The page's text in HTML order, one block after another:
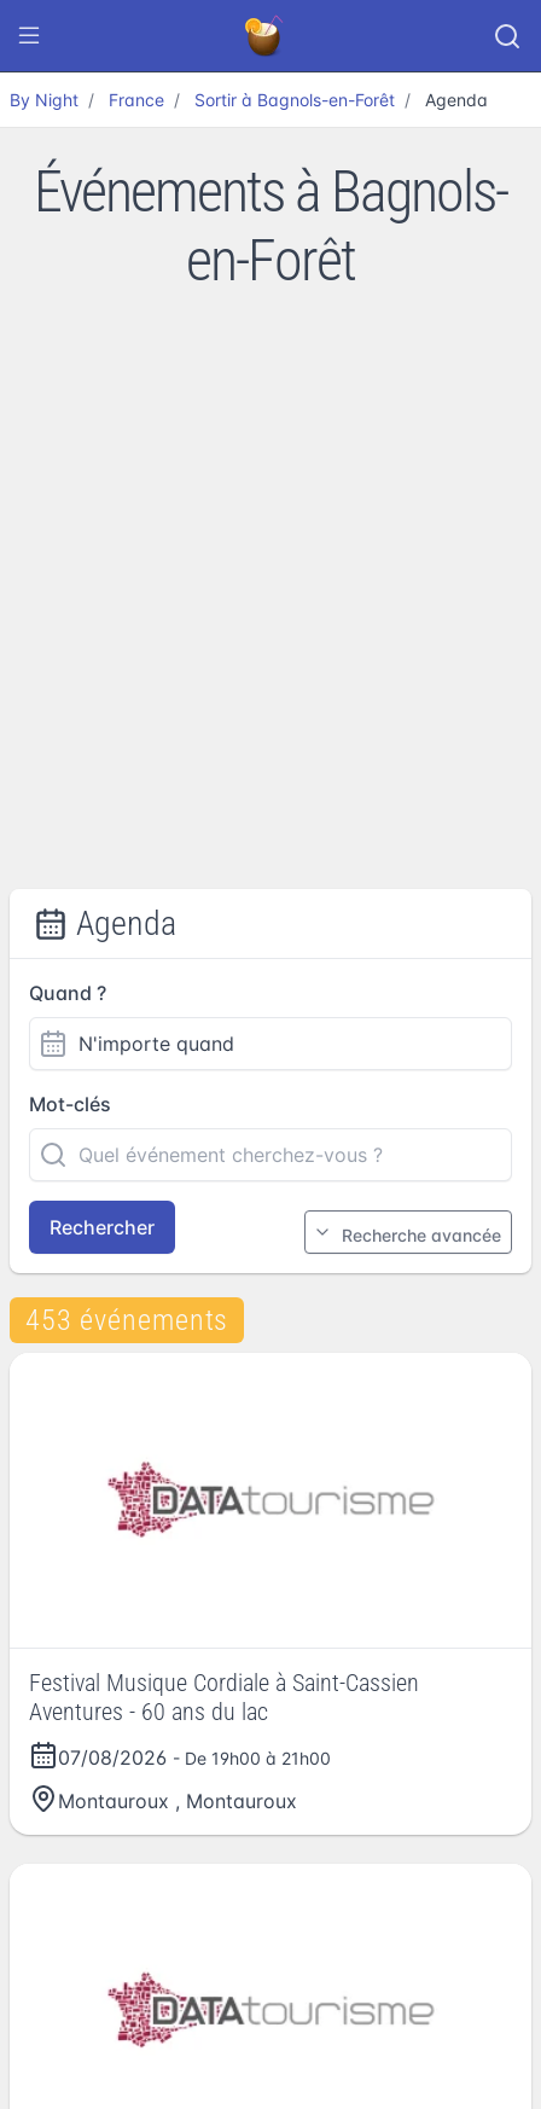
By Night France Sortir à Bagnols-en-Forêt Agenda
Événements à Bagnols-
en-Forêt
Agenda
Quand ?
Mot-clés
Rechercher Recherche avancée
453 événements
Festival Musique Cordiale à Saint-Cassien
Aventures - 60 ans du lac
07/08/2026 - De 19h00 à 21h00
Montauroux , Montauroux